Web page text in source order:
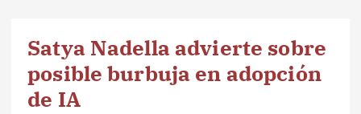
Satya Nadella advierte sobre
posible burbuja en adopción
de IA